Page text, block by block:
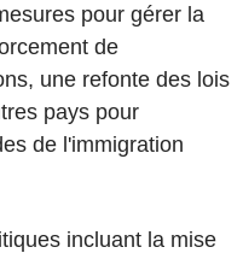
pour gérer la
de
une refonte des lois
pays pour
de l'immigration
incluant la mise